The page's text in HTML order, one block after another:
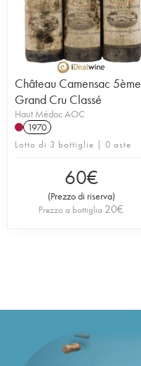
Château Camensac 5ème
Grand Cru Classé
Haut Médoc AOC
1970
Lotto di 3 bottiglie | 0 aste
60€
(Prezzo di riserva)
Prezzo a bottiglia 20€